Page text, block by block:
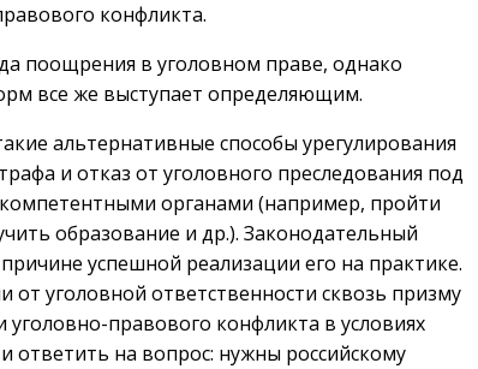
конфликта.
поощрения в уголовном праве, однако
все же выступает определяющим.
альтернативные способы урегулирования
и отказ от уголовного преследования под
органами (например, пройти
образование и др.). Законодательный
успешной реализации его на практике.
уголовной ответственности сквозь призму
правового конфликта в условиях
ответить на вопрос: нужны российскому